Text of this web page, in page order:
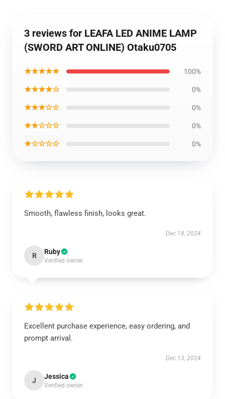
3 reviews for LEAFA LED ANIME LAMP
(SWORD ART ONLINE) Otaku0705
★★★★★ 100%
★★★★☆ 0%
★★★☆☆ 0%
★★☆☆☆ 0%
★☆☆☆☆ 0%
Smooth, flawless finish, looks great.
Dec 18, 2024
R Ruby
Verified owner
Excellent purchase experience, easy ordering, and
prompt arrival.
Dec 13, 2024
J Jessica
Verified owner